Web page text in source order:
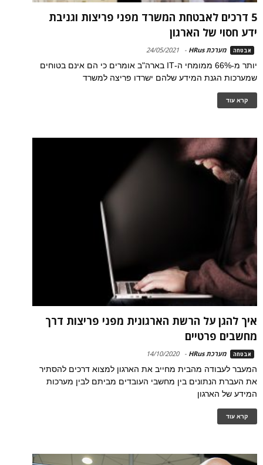
5 דרכים לאבטחת המשרד מפני פריצות וגניבת
ידע חסוי של הארגון
אבטחה מערכת HRus -
24/05/2021
יותר מ-66% ממומחי ה-IT בארה"ב אומרים כי הם אינם בטוחים
שמערכות הגנת המידע שלהם ישרדו פריצה למשרד
קרא עוד
איך להגן על הרשת הארגונית מפני פריצות דרך
מחשבים פרטיים
אבטחה מערכת HRus -
14/10/2020
המעבר לעבודה מהבית מחייב את הארגון למצוא דרכים להסתיר
את העברת הנתונים בין מחשבי העובדים מביתם לבין מערכות
המידע של הארגון
קרא עוד